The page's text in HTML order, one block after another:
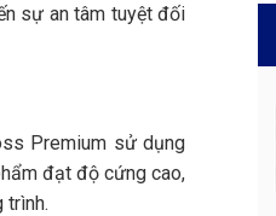
sự an tâm tuyệt đối
Premium sử dụng
đạt độ cứng cao,
trình.